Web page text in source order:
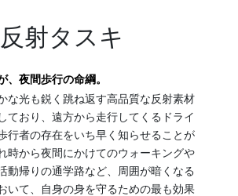
反射タスキ
、夜間歩行の命綱。
な光も鋭く跳ね返す高品質な反射素材
ており、遠方から走行してくるドライ
行者の存在をいち早く知らせることが
時から夜間にかけてのウォーキングや
動帰りの通学路など、周囲が暗くなる
いて、自身の身を守るための最も効果
「青柏祭」、七尾「向田の火祭」、七尾
「お熊甲祭」、志賀町「西海祭り」、宝達志
」、宝達志水町「三十三年式年大祭」
リコ」の数は700本以上。キリコまつりや